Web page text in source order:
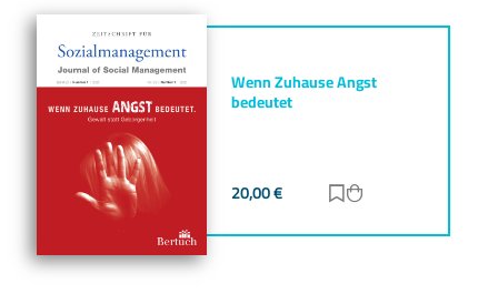
Wenn Zuhause Angst
bedeutet
20,00€ Zur Merkliste